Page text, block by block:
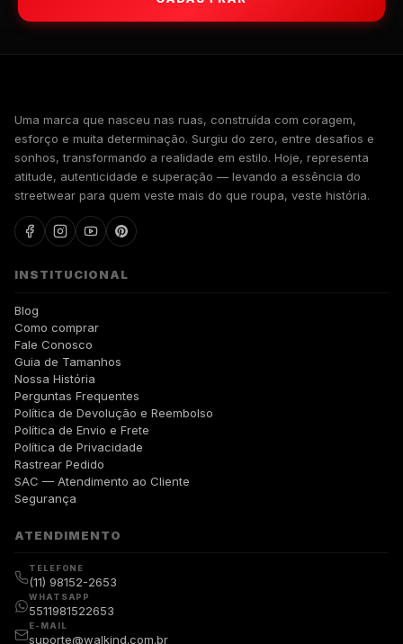
Uma marca que nasceu nas ruas, construída com coragem,
esforço e muita determinação. Surgiu do zero, entre desafios e
sonhos, transformando a realidade em estilo. Hoje, representa
atitude, autenticidade e superação — levando a essência do
streetwear para quem veste mais do que roupa, veste história.
INSTITUCIONAL
Blog
Como comprar
Fale Conosco
Guia de Tamanhos
Nossa História
Perguntas Frequentes
Política de Devolução e Reembolso
Política de Envio e Frete
Política de Privacidade
Rastrear Pedido
SAC — Atendimento ao Cliente
Segurança
ATENDIMENTO
TELEFONE
(11) 98152-2653
WHATSAPP
5511981522653
E-MAIL
suporte@walkind.com.br